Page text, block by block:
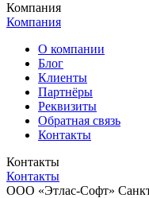
Компания
Компания
О компании
Блог
Клиенты
Партнёры
Реквизиты
Обратная связь
Контакты
Контакты
Контакты
ООО «Этлас-Софт»